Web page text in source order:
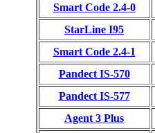
Smart Code 2.4-0
StarLine I95
Smart Code 2.4-1
Pandect IS-570
Pandect IS-577
Agent 3 Plus